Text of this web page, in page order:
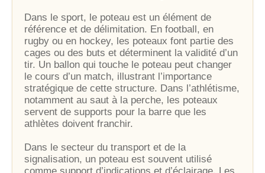
Dans le sport, le poteau est un élément de
référence et de délimitation. En football, en
rugby ou en hockey, les poteaux font partie des
cages ou des buts et déterminent la validité d’un
tir. Un ballon qui touche le poteau peut changer
le cours d’un match, illustrant l’importance
stratégique de cette structure. Dans l’athlétisme,
notamment au saut à la perche, les poteaux
servent de supports pour la barre que les
athlètes doivent franchir.
Dans le secteur du transport et de la
signalisation, un poteau est souvent utilisé